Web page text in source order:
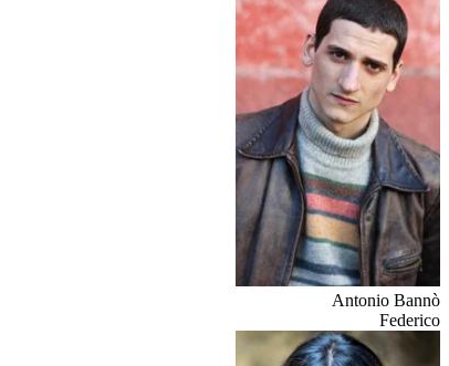
Antonio Bannò
Federico